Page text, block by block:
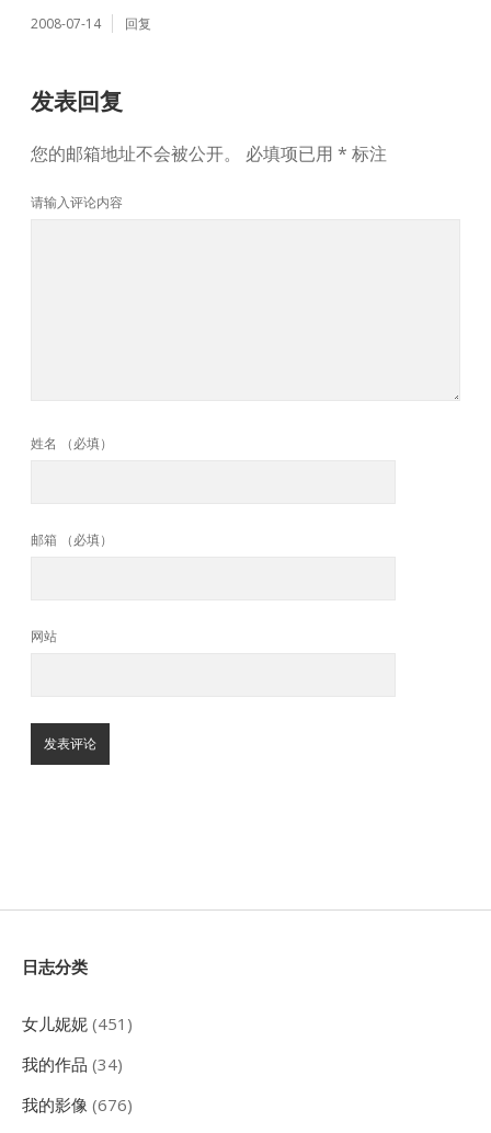
2008-07-14 回复
发表回复
您的邮箱地址不会被公开。 必填项已用 * 标注
请输入评论内容
姓名 （必填）
邮箱 （必填）
网站
Sidebar
日志分类
女儿妮妮 (451)
我的作品 (34)
我的影像 (676)